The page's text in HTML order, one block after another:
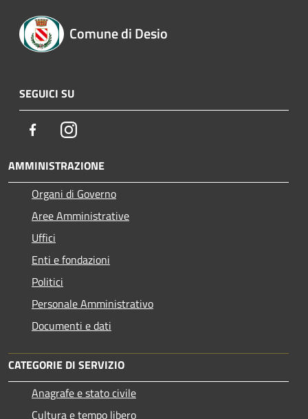
Comune di Desio
SEGUICI SU
FacebookInstagram
AMMINISTRAZIONE
Organi di Governo
Aree Amministrative
Uffici
Enti e fondazioni
Politici
Personale Amministrativo
Documenti e dati
CATEGORIE DI SERVIZIO
Anagrafe e stato civile
Cultura e tempo libero